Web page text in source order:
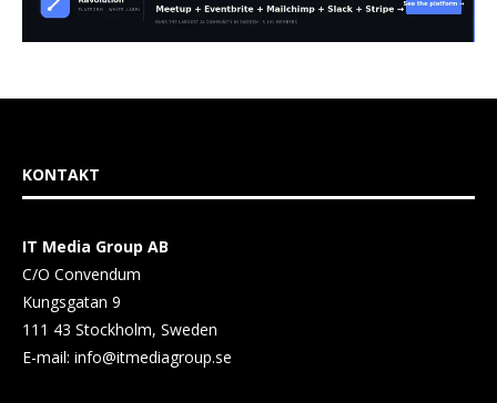
KONTAKT
IT Media Group AB
C/O Convendum
Kungsgatan 9
111 43 Stockholm, Sweden
E-mail: info@itmediagroup.se